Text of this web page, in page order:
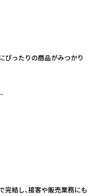
ぴったりの商品がみつかり
結し、接客や販売業務にも